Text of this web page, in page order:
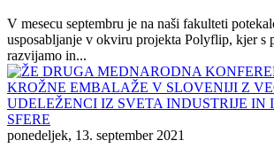
V mesecu septembru je na naši fakulteti
usposabljanje v okviru projekta Polyflip, kjer s
razvijamo in...
ponedeljek, 13. september 2021